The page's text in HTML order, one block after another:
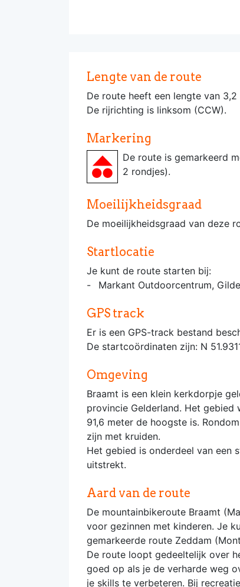
Lengte van de route
De route heeft een lengte van 3,2
De rijrichting is linksom (CCW).
Markering
De route is gemarkeerd
2 rondjes).
Moeilijkheidsgraad
De moeilijkheidsgraad van deze
Startlocatie
Je kunt de route starten bij:
Markant Outdoorcentrum,
GPS track
Er is een GPS-track bestand
De startcoördinaten zijn: N
Omgeving
Braamt is een klein kerkdorpje
provincie Gelderland. Het
91,6 meter de hoogste is.
zijn met kruiden.
Het gebied is onderdeel van een
uitstrekt.
Aard van de route
De mountainbikeroute Braamt
voor gezinnen met kinderen. Je
gemarkeerde route Zeddam
De route loopt gedeeltelijk over
goed op als je de verharde weg
je skills te verbeteren. Bij